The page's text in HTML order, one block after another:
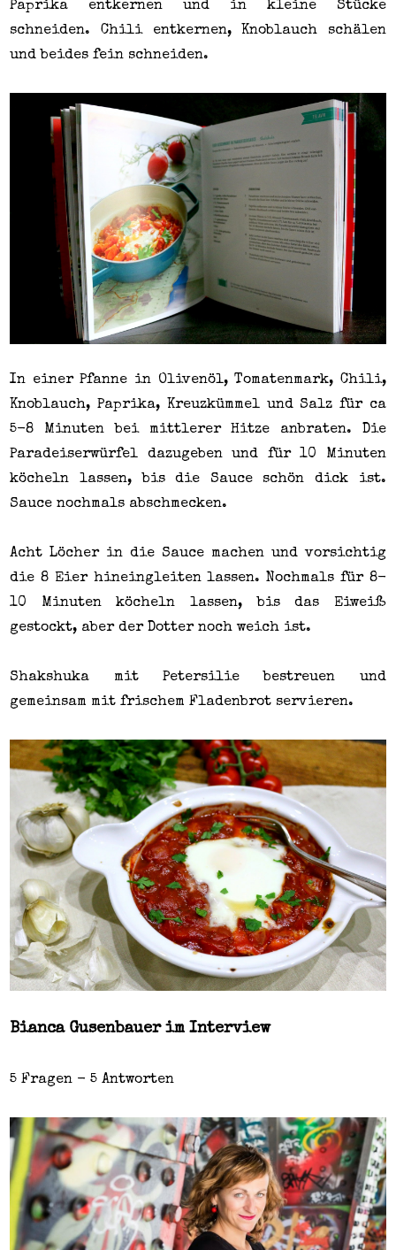
Paprika entkernen und in kleine Stücke
schneiden. Chili entkernen, Knoblauch schälen
und beides fein schneiden.
In einer Pfanne in Olivenöl, Tomatenmark, Chili,
Knoblauch, Paprika, Kreuzkümmel und Salz für ca
5-8 Minuten bei mittlerer Hitze anbraten. Die
Paradeiserwürfel dazugeben und für 10 Minuten
köcheln lassen, bis die Sauce schön dick ist.
Sauce nochmals abschmecken.
Acht Löcher in die Sauce machen und vorsichtig
die 8 Eier hineingleiten lassen. Nochmals für 8-
10 Minuten köcheln lassen, bis das Eiweiß
gestockt, aber der Dotter noch weich ist.
Shakshuka mit Petersilie bestreuen und
gemeinsam mit frischem Fladenbrot servieren.
Bianca Gusenbauer im Interview
5 Fragen - 5 Antworten